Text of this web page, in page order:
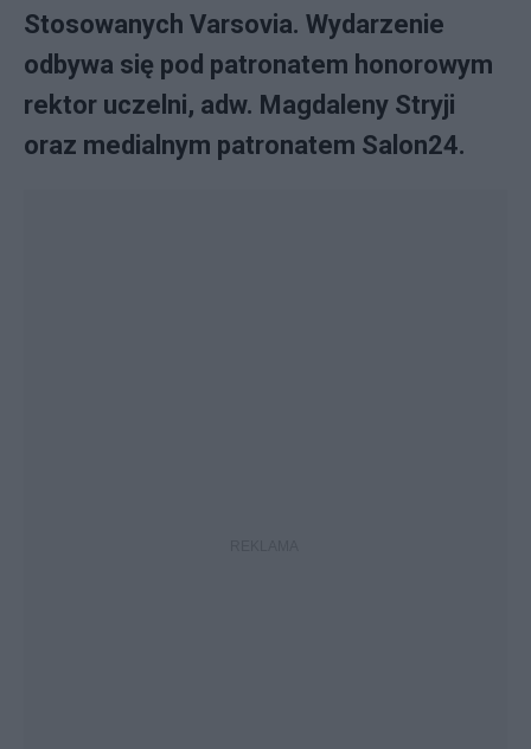
Stosowanych Varsovia. Wydarzenie
odbywa się pod patronatem honorowym
rektor uczelni, adw. Magdaleny Stryji
oraz medialnym patronatem Salon24.